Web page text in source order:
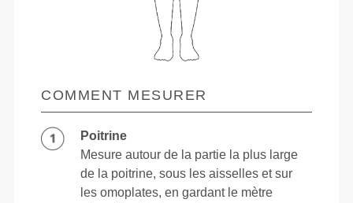
COMMENT MESURER
Poitrine
Mesure autour de la partie la plus large
de la poitrine, sous les aisselles et sur
les omoplates, en gardant le mètre